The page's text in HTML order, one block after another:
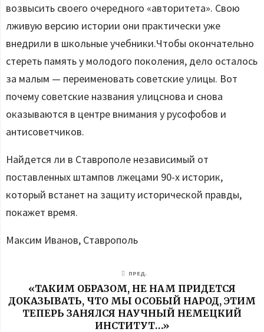
возвысить своего очередного «авторитета». Свою
лживую версию истории они практически уже
внедрили в школьные учебники.Чтобы окончательно
стереть память у молодого поколения, дело осталось
за малым — переименовать советские улицы. Вот
почему советские названия улицснова и снова
оказываются в центре внимания у русофобов и
антисоветчиков.
Найдется ли в Ставрополе независимый от
поставленных штампов лжецами 90-х историк,
который встанет на защиту исторической правды,
покажет время.
Максим Иванов, Ставрополь
ПРЕД.
«ТАКИМ ОБРАЗОМ, НЕ НАМ ПРИДЕТСЯ
ДОКАЗЫВАТЬ, ЧТО МЫ ОСОБЫЙ НАРОД, ЭТИМ
ТЕПЕРЬ ЗАНЯЛСЯ НАУЧНЫЙ НЕМЕЦКИЙ
ИНСТИТУТ…»